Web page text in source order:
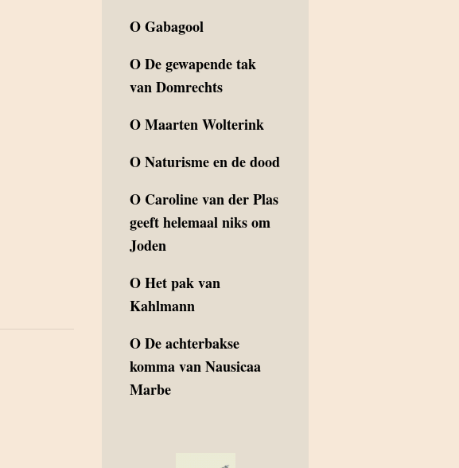
OGabagool
ODe gewapende tak
van Domrechts
OMaarten Wolterink
ONaturisme en de dood
O Caroline van der Plas
geeft helemaal niks om
Joden
OHet pak van
Kahlmann
ODe achterbakse
komma van Nausicaa
Marbe